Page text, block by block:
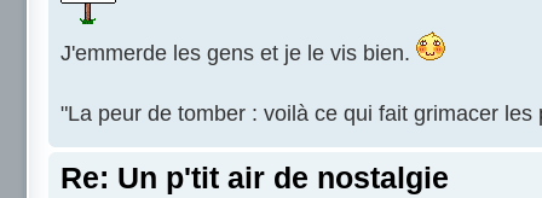
J'emmerde les gens et je le vis bien.
"La peur de tomber : voilà ce qui fait grimacer
Re: Un p'tit air de nostalgie